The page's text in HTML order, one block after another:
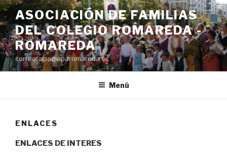
Saltar
al
contenido
ASOCIACIÓN DE FAMILIAS
DEL COLEGIO ROMAREDA -
ROMAREDA
correo: apa@aparomareda.es
Menú
ENLACES
ENLACES DE INTERES